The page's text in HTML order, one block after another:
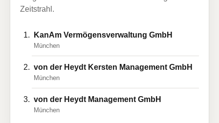
Zeitstrahl.
KanAm Vermögensverwaltung GmbH
München
von der Heydt Kersten Management GmbH
München
von der Heydt Management GmbH
München